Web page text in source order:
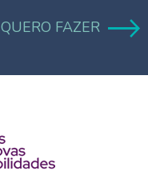
QUERO FAZER